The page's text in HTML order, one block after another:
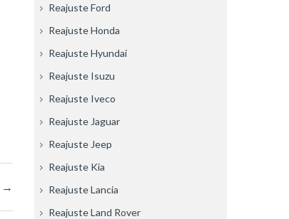
→
Reajuste Ford
Reajuste Honda
Reajuste Hyundai
Reajuste Isuzu
Reajuste Iveco
Reajuste Jaguar
Reajuste Jeep
Reajuste Kia
Reajuste Lancia
Reajuste Land Rover